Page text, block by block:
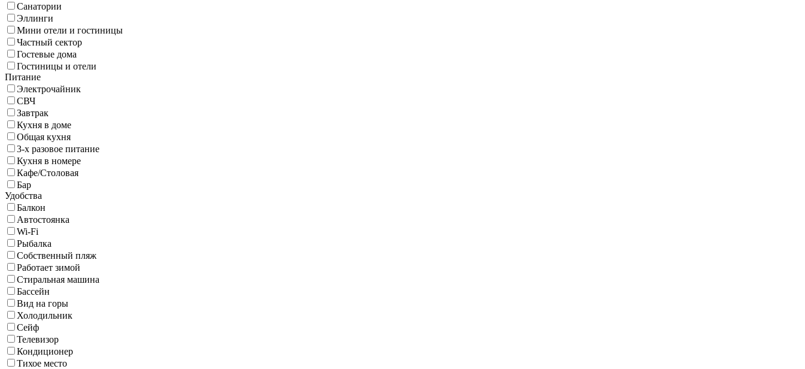
Санатории
Эллинги
Мини отели и гостиницы
Частный сектор
Гостевые дома
Гостиницы и отели
Питание
Электрочайник
СВЧ
Завтрак
Кухня в доме
Общая кухня
3-х разовое питание
Кухня в номере
Кафе/Столовая
Бар
Удобства
Балкон
Автостоянка
Wi-Fi
Рыбалка
Собственный пляж
Работает зимой
Стиральная машина
Бассейн
Вид на горы
Холодильник
Сейф
Телевизор
Кондиционер
Тихое место